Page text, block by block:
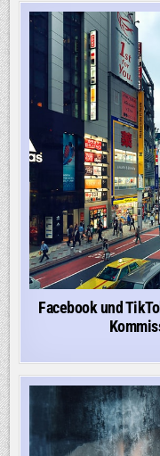
Facebook und